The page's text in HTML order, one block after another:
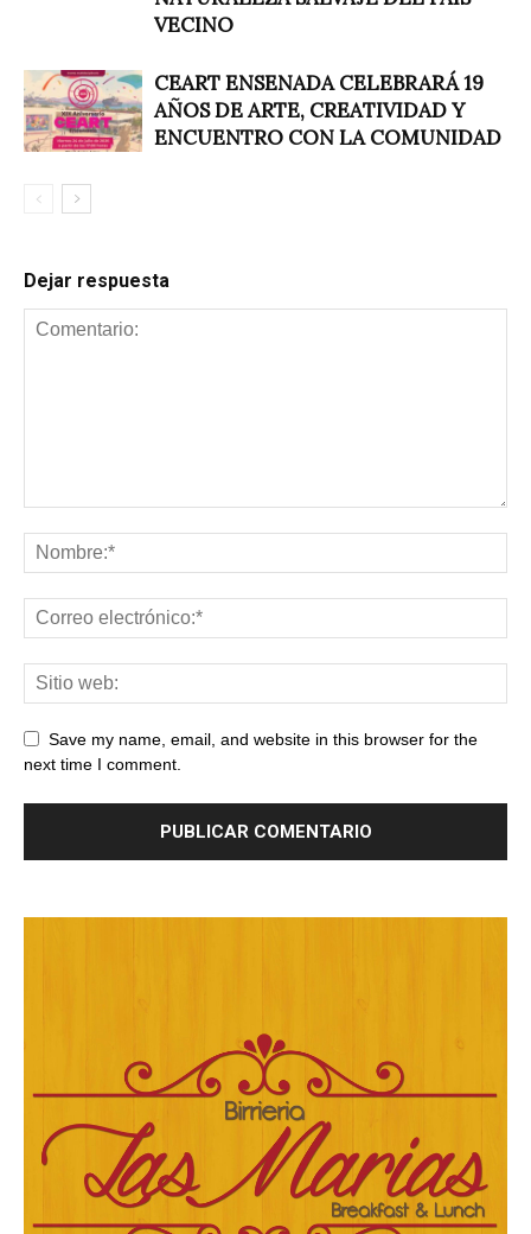
VECINO
CEART ENSENADA CELEBRARÁ 19
AÑOS DE ARTE, CREATIVIDAD Y
ENCUENTRO CON LA COMUNIDAD
Dejar respuesta
Save my name, email, and website in this browser for the
next time I comment.